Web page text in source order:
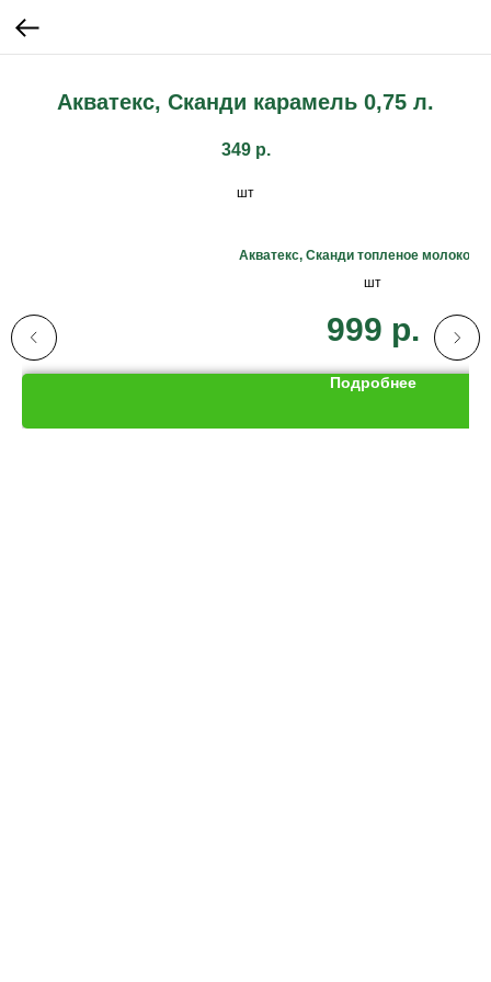
Акватекс, Сканди карамель 0,75 л.
349 р.
шт
Акватекс, Сканди топленое молоко
шт
999 р.
Подробнее